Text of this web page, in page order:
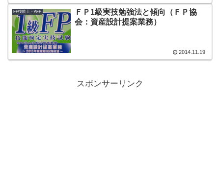
FP技能士・AFP
ＦＰ1級実技勉強法と傾向（ＦＰ協
会：資産設計提案業務）
2014.11.19
スポンサーリンク